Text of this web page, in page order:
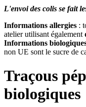
L'envoi des colis se fait
Informations allergies :
atelier utilisant également
Informations
non UE sont le sucre de
Traçous
biologiques